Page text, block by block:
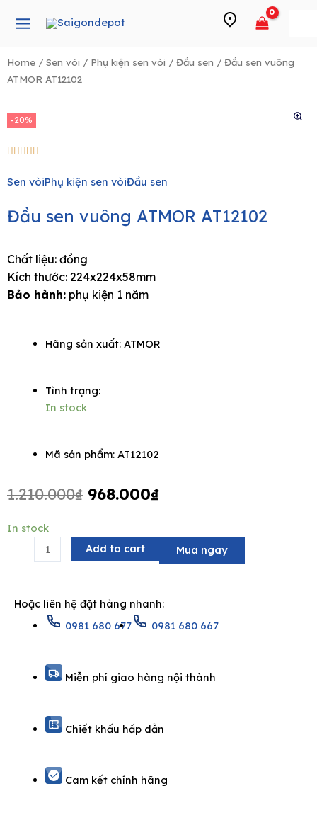
Home / Sen vòi / Phụ kiện sen vòi / Đầu sen / Đầu sen vuông
ATMOR AT12102
-20%
    
Sen vòiPhụ kiện sen vòiĐầu sen
Đầu sen vuông ATMOR AT12102
Chất liệu: đồng
Kích thước: 224x224x58mm
Bảo hành: phụ kiện 1 năm
Hãng sản xuất:ATMOR
Tình trạng:
In stock
Mã sản phẩm: AT12102
1.210.000₫ Original
1.210.000₫.
968.000₫Current
968.000₫.
In stock
Đầu
vuông
quantity
Add to cart Mua ngay
Hoặc liên hệ đặt hàng nhanh:
0981 680 677
0981 680 667
Miễn phí giao hàng nội thành
Chiết khấu hấp dẫn
Cam kết chính hãng